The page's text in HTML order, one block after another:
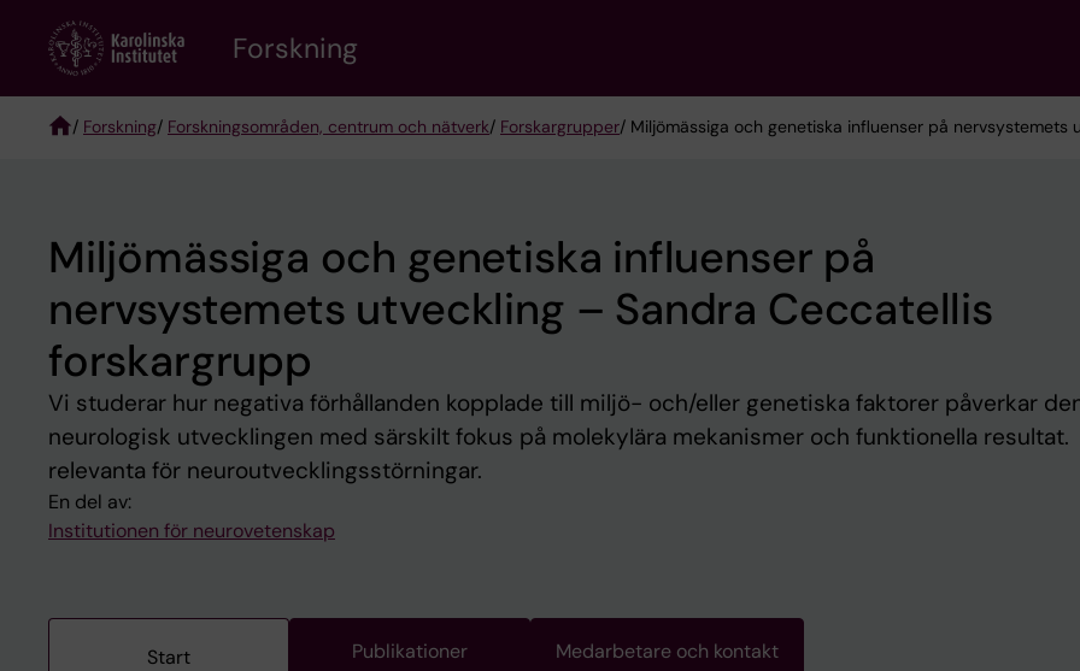
content
Forskning
/ Forskning/ Forskningsområden, centrum och nätverk/ Forskargrupper/ Miljömässiga och genetiska influenser på
Miljömässiga och genetiska influenser på
nervsystemets utveckling – Sandra Ceccatellis
forskargrupp
Vi studerar hur negativa förhållanden kopplade till miljö- och/eller genetiska faktorer påverkar
neurologisk utvecklingen med särskilt fokus på molekylära mekanismer och funktionella resultat.
relevanta för neuroutvecklingsstörningar.
En del av:
Institutionen för neurovetenskap
Start Publikationer Medarbetare och kontakt